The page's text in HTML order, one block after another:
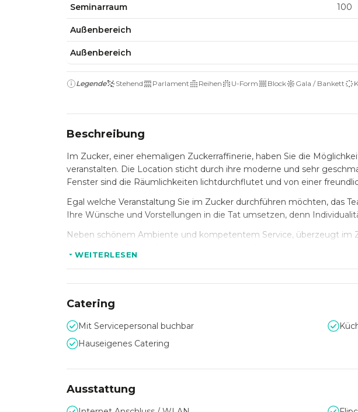
Seminarraum 100
Außenbereich
Außenbereich
Legende Stehend Parlament Reihen U-Form Block Gala / Bankett
Beschreibung
Im Zucker, einer ehemaligen Zuckerraffinerie, haben Sie die
veranstalten. Die Location sticht durch ihre moderne und sehr
Fenster sind die Räumlichkeiten lichtdurchflutet und von einer
Egal welche Veranstaltung Sie im Zucker durchführen möchten, das
Ihre Wünsche und Vorstellungen in die Tat umsetzen, denn
Neben schönem Ambiente und kompetentem Service, überzeugt im
individuelles Angebot, das perfekt zu Ihrem Konzept passt.
WEITERLESEN
Catering
Mit Servicepersonal buchbar
Hauseigenes Catering
Ausstattung